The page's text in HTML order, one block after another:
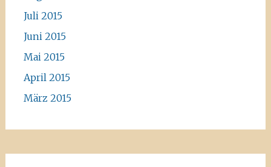
Juli 2015
Juni 2015
Mai 2015
April 2015
März 2015